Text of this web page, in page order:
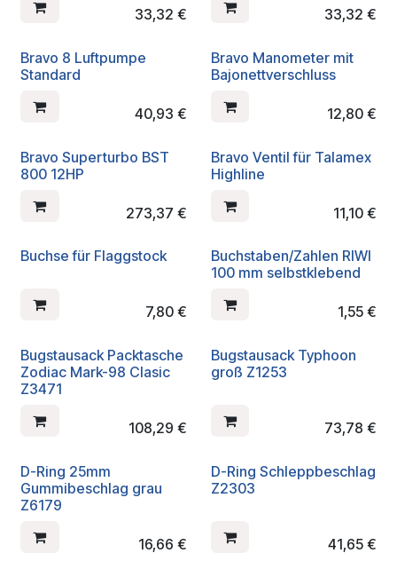
33,32 € 33,32 €
Bravo 8 Luftpumpe
Standard
40,93 €
Bravo Manometer mit
Bajonettverschluss
12,80 €
Bravo Superturbo BST
800 12HP
273,37 €
Bravo Ventil für Talamex
Highline
11,10 €
Buchse für Flaggstock
7,80€
Buchstaben/Zahlen RIWI
100 mm selbstklebend
1,55 €
Bugstausack Packtasche
Zodiac Mark-98 Clasic
Z3471
108,29 €
Bugstausack Typhoon
groß Z1253
73,78 €
D-Ring 25mm
Gummibeschlag grau
Z6179
16,66 €
D-Ring Schleppbeschlag
Z2303
41,65 €